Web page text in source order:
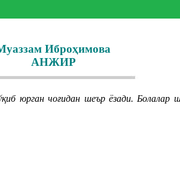
Иброҳимова
АНЖИР
юрган чоғидан шеър ёзади. Болалар